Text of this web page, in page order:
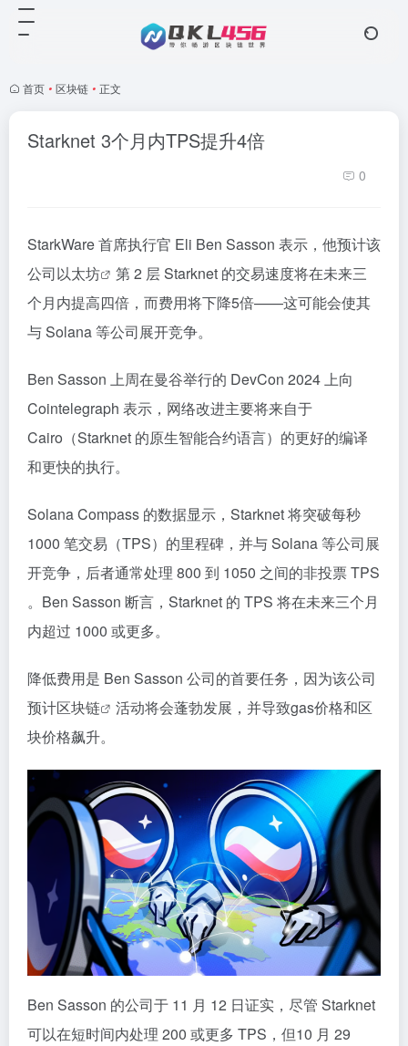
首页 • 区块链 • 正文
Starknet 3个月内TPS提升4倍
0
StarkWare 首席执行官 Eli Ben Sasson 表示，他预计该
公司以太坊
第 2 层 Starknet 的交易速度将在未来三
个月内提高四倍，而费用将下降5倍——这可能会使其
与 Solana 等公司展开竞争。
Ben Sasson 上周在曼谷举行的 DevCon 2024 上向
Cointelegraph 表示，网络改进主要将来自于
Cairo（Starknet 的原生智能合约语言）的更好的编译
和更快的执行。
Solana Compass 的数据显示，Starknet 将突破每秒
1000 笔交易（TPS）的里程碑，并与 Solana 等公司展
开竞争，后者通常处理 800 到 1050 之间的非投票 TPS
。Ben Sasson 断言，Starknet 的 TPS 将在未来三个月
内超过 1000 或更多。
降低费用是 Ben Sasson 公司的首要任务，因为该公司
预计区块链
活动将会蓬勃发展，并导致gas价格和区
块价格飙升。
Ben Sasson 的公司于 11 月 12 日证实，尽管 Starknet
可以在短时间内处理 200 或更多 TPS，但10 月 29